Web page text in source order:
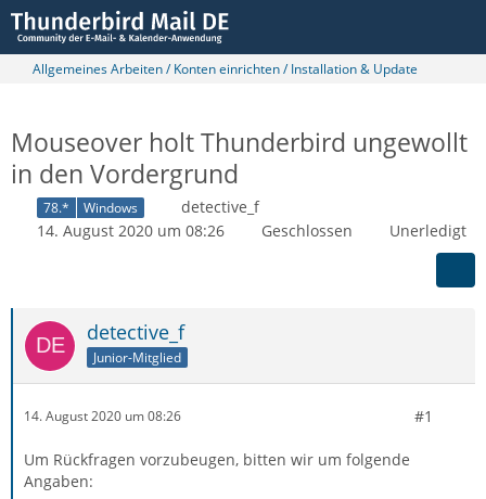
Allgemeines Arbeiten / Konten einrichten / Installation & Update
Mouseover holt Thunderbird ungewollt
in den Vordergrund
78.* Windows
detective_f
14. August 2020 um 08:26
Geschlossen Unerledigt
detective_f
Junior-Mitglied
14. August 2020 um 08:26 #1
Um Rückfragen vorzubeugen, bitten wir um folgende
Angaben: